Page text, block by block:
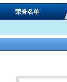
荣誉名单